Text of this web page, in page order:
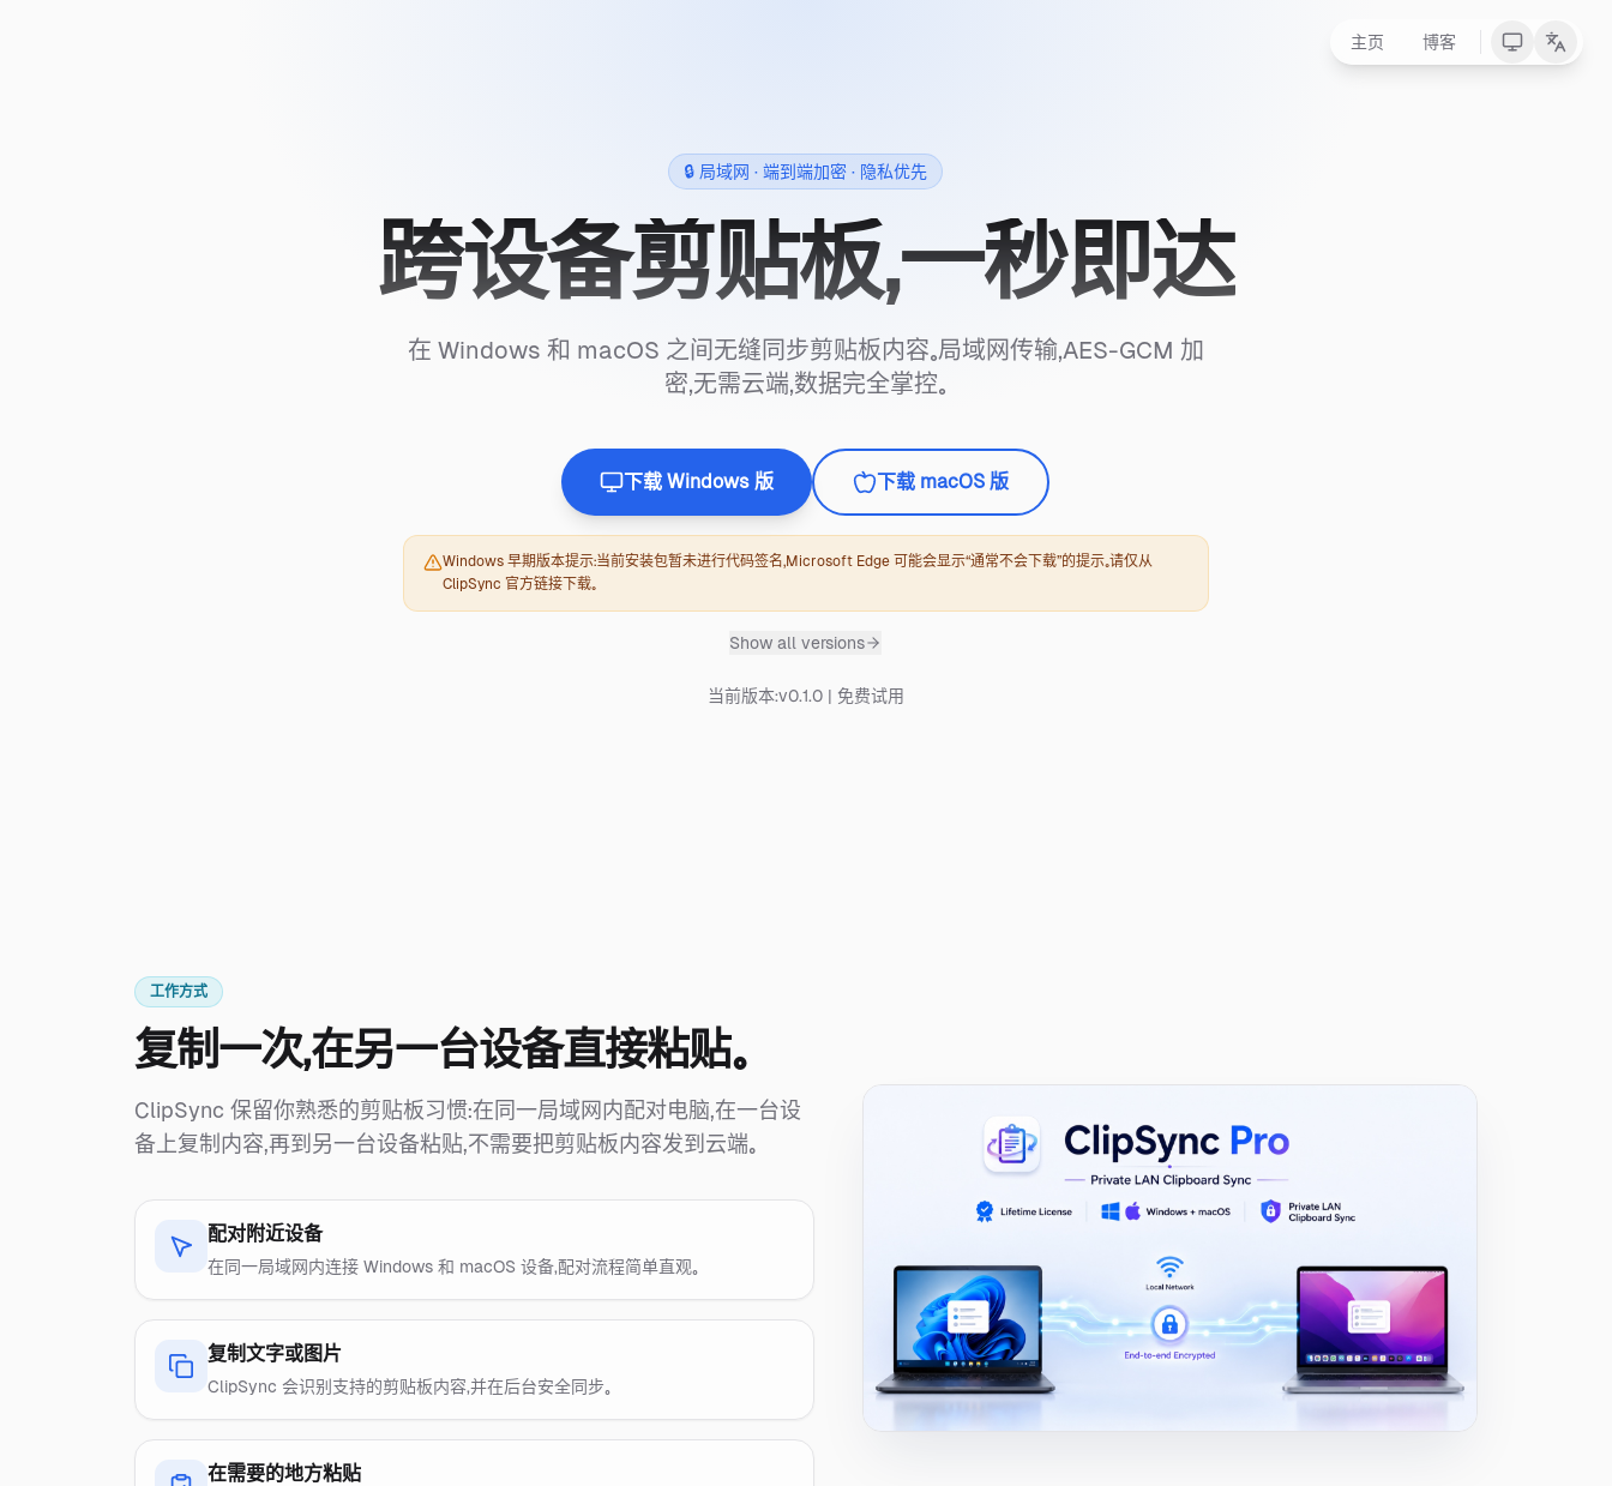
主页 博客
🔒 局域网 · 端到端加密 · 隐私优先
跨设备剪贴板，一秒即达
在 Windows 和 macOS 之间无缝同步剪贴板内容。局域网传输，AES-GCM 加
密，无需云端，数据完全掌控。
下载 Windows 版 下载 macOS 版
Windows 早期版本提示：当前安装包暂未进行代码签名，Microsoft Edge 可能会显示“通常不会下载”的提示。请仅从
ClipSync 官方链接下载。
Show all versions
当前版本：v0.1.0 | 免费试用
工作方式
复制一次，在另一台设备直接粘贴。
ClipSync 保留你熟悉的剪贴板习惯：在同一局域网内配对电脑，在一台设
备上复制内容，再到另一台设备粘贴，不需要把剪贴板内容发到云端。
配对附近设备
在同一局域网内连接 Windows 和 macOS 设备，配对流程简单直观。
复制文字或图片
ClipSync 会识别支持的剪贴板内容，并在后台安全同步。
在需要的地方粘贴